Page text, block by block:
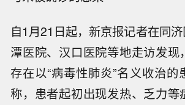
自1月21日起，新京报记者在同
潭医院、汉口医院等地走访发现
存在以“病毒性肺炎”名义收治的
称，患者起初出现发热、乏力等